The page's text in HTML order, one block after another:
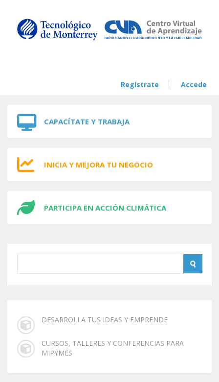
Regístrate Accede
CAPACÍTATE Y TRABAJA
INICIA Y MEJORA TU NEGOCIO
PARTICIPA EN ACCIÓN CLIMÁTICA
DESARROLLA TUS IDEAS Y EMPRENDE
CURSOS, TALLERES Y CONFERENCIAS PARA
MIPYMES